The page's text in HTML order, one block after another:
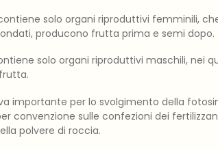
solo organi riproduttivi femminili,
producono frutta prima e semi dopo.
solo organi riproduttivi maschili, nei
importante per lo svolgimento della
convenzione sulle confezioni dei
polvere di roccia.